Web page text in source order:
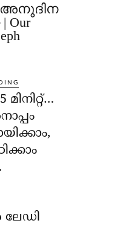
അനുദിന
മിനിറ്റ്…
ലേഡി